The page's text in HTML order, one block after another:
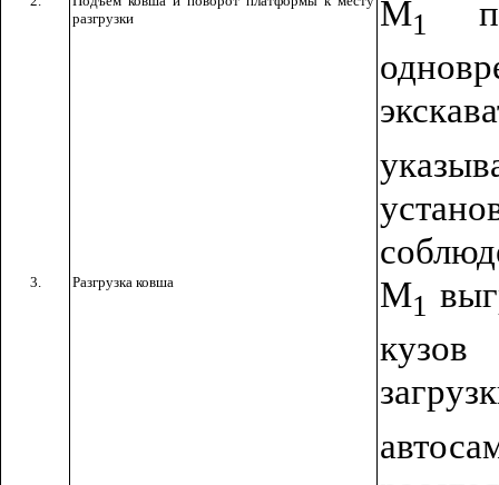
разгрузки
М1
3. Разгрузка ковша М1
кузов